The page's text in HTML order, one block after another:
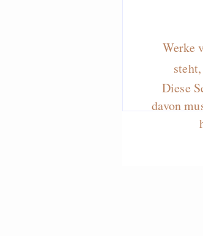
Werke
Diese
davon